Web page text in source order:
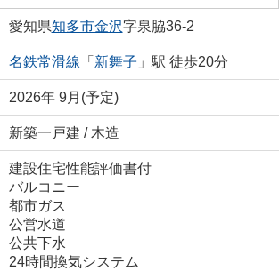
愛知県知多市金沢字泉脇36-2
名鉄常滑線 「 新舞子 」駅 徒歩20分
2026年 9月(予定)
新築一戸建 / 木造
建設住宅性能評価書付
バルコニー
都市ガス
公営水道
公共下水
24時間換気システム